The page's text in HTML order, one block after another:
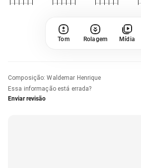
Tom Rolagem Mídia
Composição:Waldemar Henrique
Essa informação está errada?
Enviar revisão